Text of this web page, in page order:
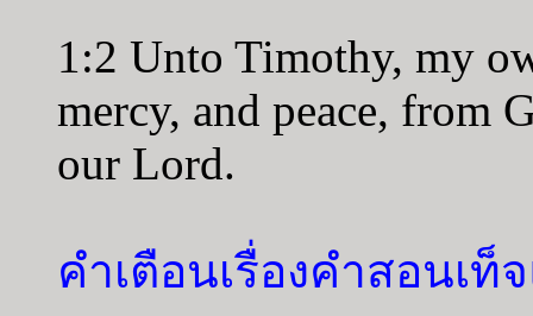
1:2 Unto Timothy, my
mercy, and peace, from
our Lord.
คำเตือนเรื่องคำสอนเ